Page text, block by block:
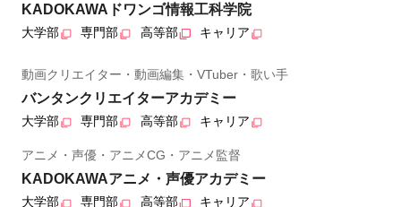
KADOKAWAドワンゴ情報工科学院
大学部 専門部 高等部 キャリア
動画クリエイター・動画編集・VTuber・歌い手
バンタンクリエイターアカデミー
大学部 専門部 高等部 キャリア
アニメ・声優・アニメCG・アニメ監督
KADOKAWAアニメ・声優アカデミー
大学部 専門部 高等部 キャリア